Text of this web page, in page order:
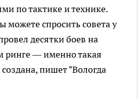
по тактике и технике.
можете спросить совета у
десятки боев на
ринге — именно такая
пишет "Вологда